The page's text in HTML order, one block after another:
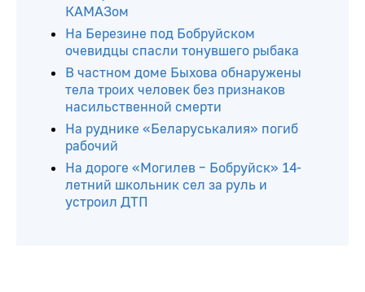
КАМАЗом
На Березине под Бобруйском
очевидцы спасли тонувшего рыбака
В частном доме Быхова обнаружены
тела троих человек без признаков
насильственной смерти
На руднике «Беларуськалия» погиб
рабочий
На дороге «Могилев – Бобруйск» 14-
летний школьник сел за руль и
устроил ДТП